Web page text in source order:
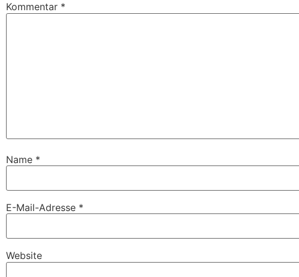
Kommentar *
Name *
E-Mail-Adresse *
Website